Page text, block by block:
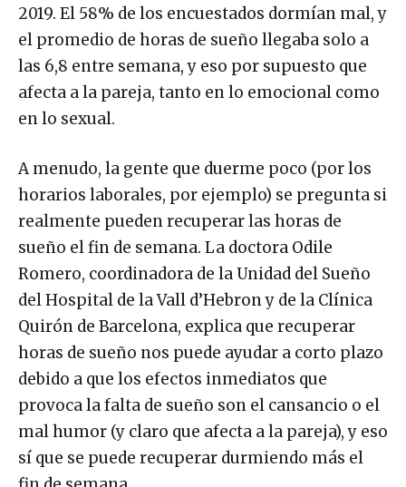
2019. El 58% de los encuestados dormían mal, y
el promedio de horas de sueño llegaba solo a
las 6,8 entre semana, y eso por supuesto que
afecta a la pareja, tanto en lo emocional como
en lo sexual.
A menudo, la gente que duerme poco (por los
horarios laborales, por ejemplo) se pregunta si
realmente pueden recuperar las horas de
sueño el fin de semana. La doctora Odile
Romero, coordinadora de la Unidad del Sueño
del Hospital de la Vall d’Hebron y de la Clínica
Quirón de Barcelona, explica que recuperar
horas de sueño nos puede ayudar a corto plazo
debido a que los efectos inmediatos que
provoca la falta de sueño son el cansancio o el
mal humor (y claro que afecta a la pareja), y eso
sí que se puede recuperar durmiendo más el